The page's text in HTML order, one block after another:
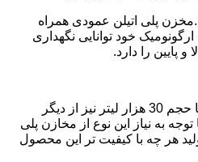
پلی اتیلن عمودی همراه
خود توانایی نگهداری
تولید مخازن پلی اتیلن مکعبی تا حجم 30 هزار لیتر نیز از دیگر
به نیاز این نوع از مخازن پلی
هر چه با کیفیت تر این محصول